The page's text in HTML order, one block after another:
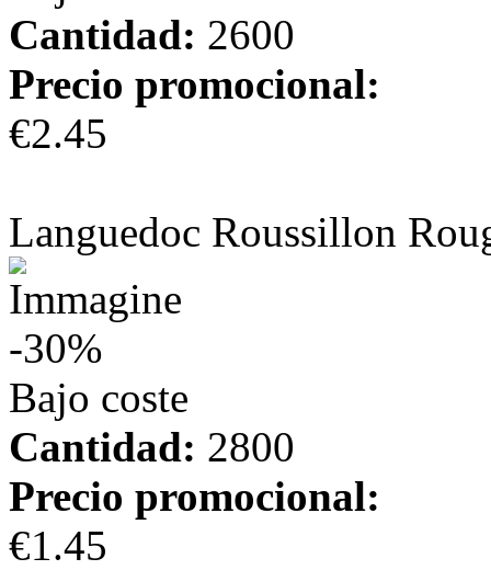
Cantidad: 2600
Precio promocional:
€2.45
Languedoc Roussillon
-30%
Bajo coste
Cantidad: 2800
Precio promocional:
€1.45